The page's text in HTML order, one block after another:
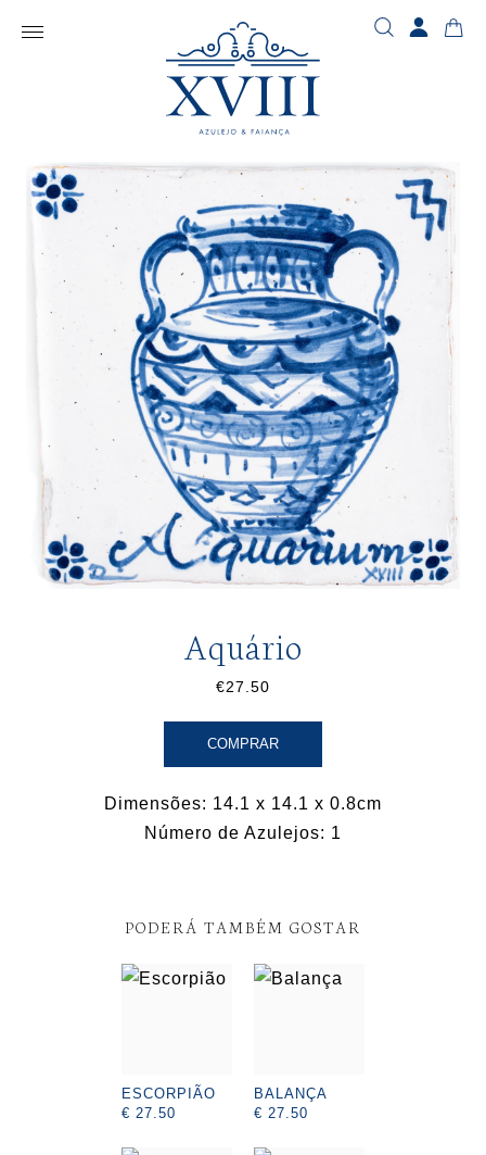
Aquário
€27.50
COMPRAR
Dimensões: 14.1 x 14.1 x 0.8cm
Número de Azulejos: 1
PODERÁ TAMBÉM GOSTAR
ESCORPIÃO
€ 27.50
BALANÇA
€ 27.50